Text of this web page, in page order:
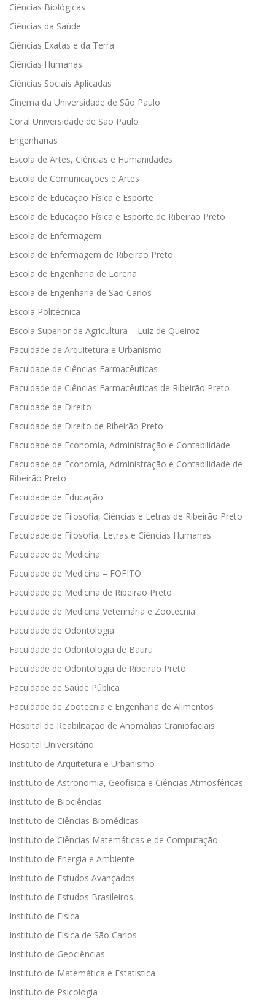
Ciências Biológicas
Ciências da Saúde
Ciências Exatas e da Terra
Ciências Humanas
Ciências Sociais Aplicadas
Cinema da Universidade de São Paulo
Coral Universidade de São Paulo
Engenharias
Escola de Artes, Ciências e Humanidades
Escola de Comunicações e Artes
Escola de Educação Física e Esporte
Escola de Educação Física e Esporte de Ribeirão Preto
Escola de Enfermagem
Escola de Enfermagem de Ribeirão Preto
Escola de Engenharia de Lorena
Escola de Engenharia de São Carlos
Escola Politécnica
Escola Superior de Agricultura – Luiz de Queiroz –
Faculdade de Arquitetura e Urbanismo
Faculdade de Ciências Farmacêuticas
Faculdade de Ciências Farmacêuticas de Ribeirão Preto
Faculdade de Direito
Faculdade de Direito de Ribeirão Preto
Faculdade de Economia, Administração e Contabilidade
Faculdade de Economia, Administração e Contabilidade de
Ribeirão Preto
Faculdade de Educação
Faculdade de Filosofia, Ciências e Letras de Ribeirão Preto
Faculdade de Filosofia, Letras e Ciências Humanas
Faculdade de Medicina
Faculdade de Medicina – FOFITO
Faculdade de Medicina de Ribeirão Preto
Faculdade de Medicina Veterinária e Zootecnia
Faculdade de Odontologia
Faculdade de Odontologia de Bauru
Faculdade de Odontologia de Ribeirão Preto
Faculdade de Saúde Pública
Faculdade de Zootecnia e Engenharia de Alimentos
Hospital de Reabilitação de Anomalias Craniofaciais
Hospital Universitário
Instituto de Arquitetura e Urbanismo
Instituto de Astronomia, Geofísica e Ciências Atmosféricas
Instituto de Biociências
Instituto de Ciências Biomédicas
Instituto de Ciências Matemáticas e de Computação
Instituto de Energia e Ambiente
Instituto de Estudos Avançados
Instituto de Estudos Brasileiros
Instituto de Física
Instituto de Física de São Carlos
Instituto de Geociências
Instituto de Matemática e Estatística
Instituto de Psicologia